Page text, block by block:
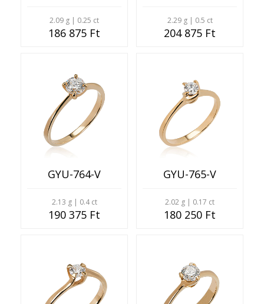
2.09 g | 0.25 ct
186 875 Ft
2.29 g | 0.5 ct
204 875 Ft
GYU-764-V
2.13 g | 0.4 ct
190 375 Ft
GYU-765-V
2.02 g | 0.17 ct
180 250 Ft